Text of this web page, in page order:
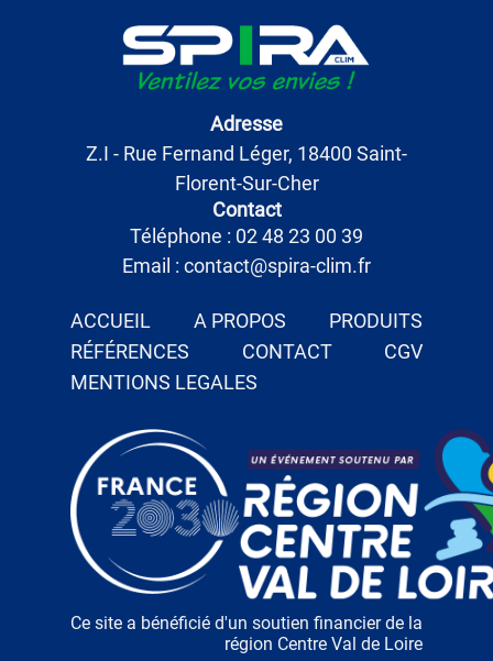
Adresse
Z.I - Rue Fernand Léger, 18400 Saint-
Florent-Sur-Cher
Contact
Téléphone : 02 48 23 00 39
Email : contact@spira-clim.fr
ACCUEIL A PROPOS
PRODUITS
RÉFÉRENCES
CONTACT
CGV
MENTIONS LEGALES
Ce site a bénéficié d'un soutien financier de la
région Centre Val de Loire